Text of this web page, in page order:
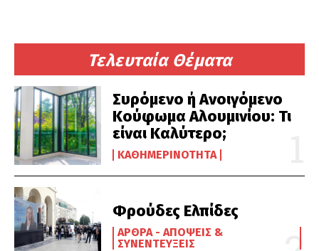
Τελευταία Θέματα
Συρόμενο ή Ανοιγόμενο
Κούφωμα Αλουμινίου: Τι
είναι Καλύτερο;
ΚΑΘΗΜΕΡΙΝΌΤΗΤΑ
Φρούδες Ελπίδες
ΆΡΘΡΑ - ΑΠΌΨΕΙΣ &
ΣΥΝΕΝΤΕΎΞΕΙΣ